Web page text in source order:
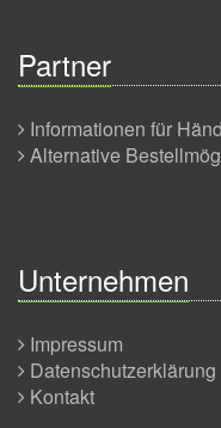
Partner
Informationen für
Alternative
Unternehmen
Impressum
Datenschutzerklärung
Kontakt